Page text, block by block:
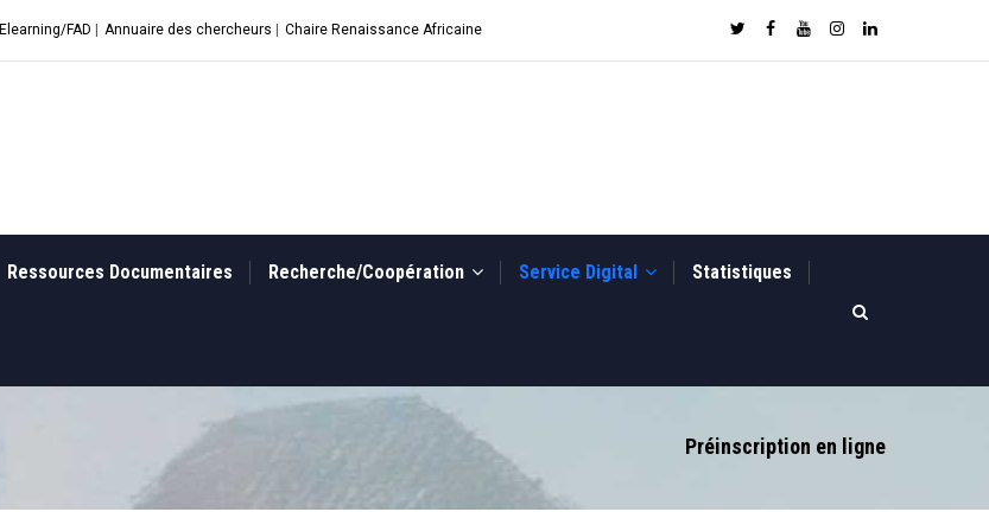
Elearning/FAD Annuaire des chercheurs Chaire Renaissance Africaine
Ressources Documentaires Recherche/Coopération Service Digital Statistiques
Préinscription en ligne